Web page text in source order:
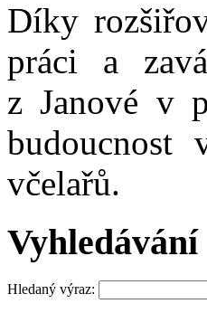
Díky
práci a
z Janové v
budoucnost
včelařů.
Vyhledávání
Hledaný výraz: